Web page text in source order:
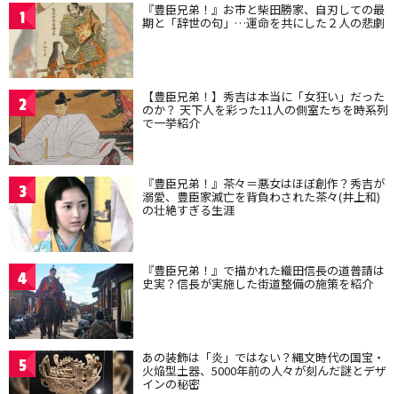
1 『豊臣兄弟！』お市と柴田勝家、自刃しての最
期と「辞世の句」…運命を共にした２人の悲劇
2 【豊臣兄弟！】秀吉は本当に「女狂い」だった
のか？ 天下人を彩った11人の側室たちを時系列
で一挙紹介
3 『豊臣兄弟！』茶々＝悪女はほぼ創作？秀吉が
溺愛、豊臣家滅亡を背負わされた茶々(井上和)
の壮絶すぎる生涯
4 『豊臣兄弟！』で描かれた織田信長の道普請は
史実？信長が実施した街道整備の施策を紹介
5 あの装飾は「炎」ではない？縄文時代の国宝・
火焔型土器、5000年前の人々が刻んだ謎とデザ
インの秘密